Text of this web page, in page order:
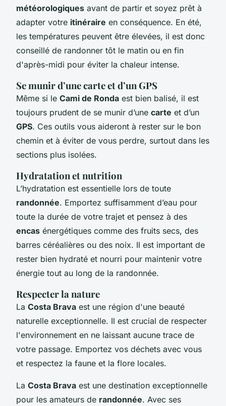
météorologiques avant de partir et soyez prêt à
adapter votre itinéraire en conséquence. En été,
les températures peuvent être élevées, il est donc
conseillé de randonner tôt le matin ou en fin
d'après-midi pour éviter la chaleur intense.
Se munir d’une carte et d’un GPS
Même si le Cami de Ronda est bien balisé, il est
toujours prudent de se munir d’une carte et d’un
GPS. Ces outils vous aideront à rester sur le bon
chemin et à éviter de vous perdre, surtout dans les
sections plus isolées.
Hydratation et nutrition
L’hydratation est essentielle lors de toute
randonnée. Emportez suffisamment d’eau pour
toute la durée de votre trajet et pensez à des
encas énergétiques comme des fruits secs, des
barres céréalières ou des noix. Il est important de
rester bien hydraté et nourri pour maintenir votre
énergie tout au long de la randonnée.
Respecter la nature
La Costa Brava est une région d'une beauté
naturelle exceptionnelle. Il est crucial de respecter
l'environnement en ne laissant aucune trace de
votre passage. Emportez vos déchets avec vous
et respectez la faune et la flore locales.
La Costa Brava est une destination exceptionnelle
pour les amateurs de randonnée. Avec ses